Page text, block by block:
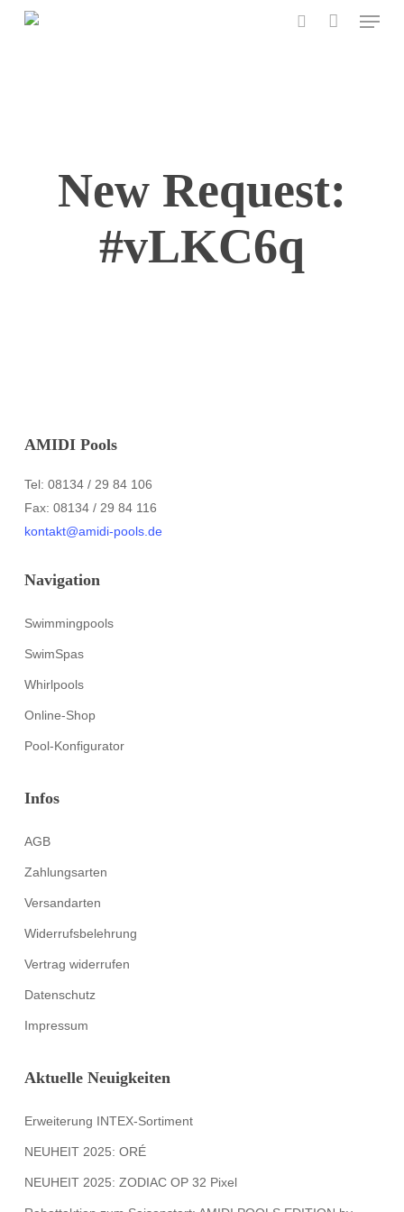
Menu
New Request:
#vLKC6q
AMIDI Pools
Tel: 08134 / 29 84 106
Fax: 08134 / 29 84 116
kontakt@amidi-pools.de
Navigation
Swimmingpools
SwimSpas
Whirlpools
Online-Shop
Pool-Konfigurator
Infos
AGB
Zahlungsarten
Versandarten
Widerrufsbelehrung
Vertrag widerrufen
Datenschutz
Impressum
Aktuelle Neuigkeiten
Erweiterung INTEX-Sortiment
NEUHEIT 2025: ORÉ
NEUHEIT 2025: ZODIAC OP 32 Pixel